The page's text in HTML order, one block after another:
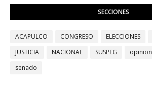
SECCIONES
ACAPULCO CONGRESO ELECCIONES
JUSTICIA
NACIONAL SUSPEG opinion
senado